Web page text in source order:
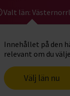
Valt län:
Innehållet på den
relevant om du
Välj län nu
Gå till